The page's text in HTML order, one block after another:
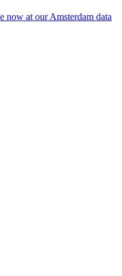
now at our Amsterdam data